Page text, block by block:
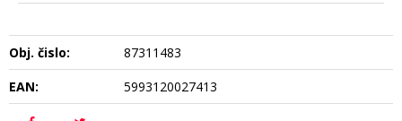
Obj. čislo:
87311483
EAN:
5993120027413